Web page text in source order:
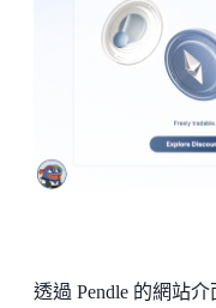
透過 Pendle 的網站